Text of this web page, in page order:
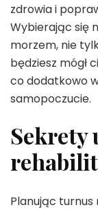
zdrowia i
Wybierając się
morzem, nie
będziesz mógł
co dodatkowo
samopoczucie.
Sekrety
Planując